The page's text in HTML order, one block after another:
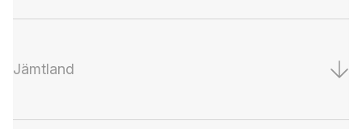
Jämtland